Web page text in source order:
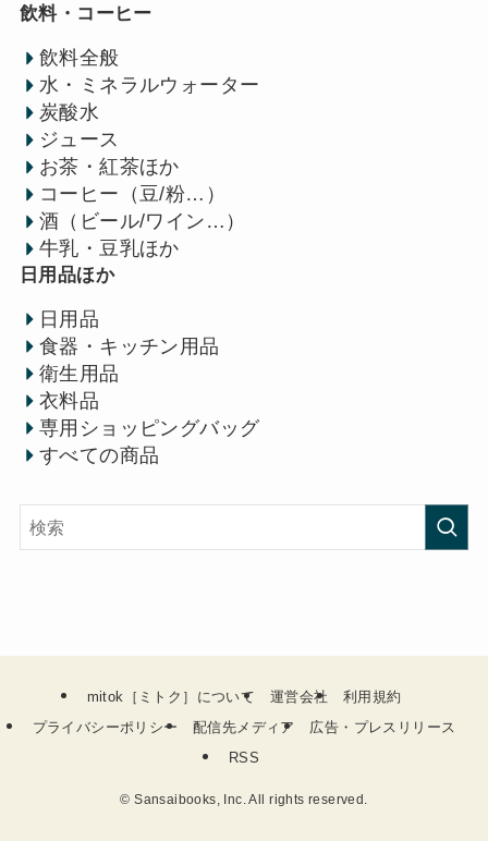
飲料・コーヒー
飲料全般
水・ミネラルウォーター
炭酸水
ジュース
お茶・紅茶ほか
コーヒー（豆/粉…）
酒（ビール/ワイン…）
牛乳・豆乳ほか
日用品ほか
日用品
食器・キッチン用品
衛生用品
衣料品
専用ショッピングバッグ
すべての商品
mitok［ミトク］について 運営会社
利用規約
プライバシーポリシー
配信先メディア
広告・プレスリリース
RSS
© Sansaibooks, Inc. All rights reserved.